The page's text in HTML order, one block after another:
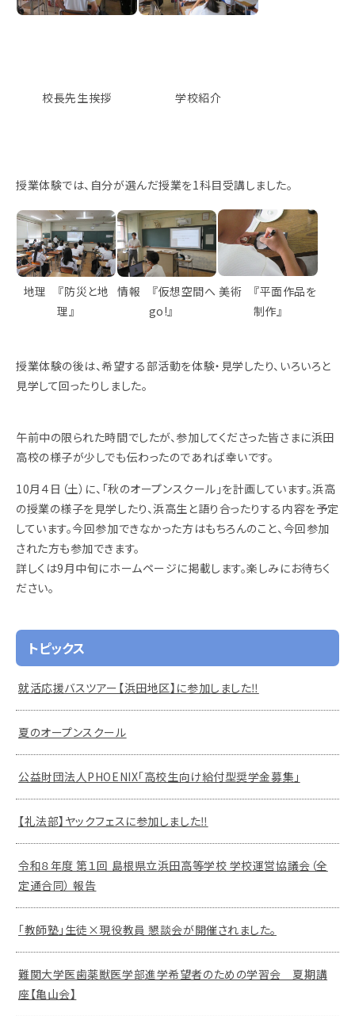
校長先生挨拶 学校紹介
授業体験では、自分が選んだ授業を1科目受講しました。
地理 『防災と地
理』
情報 『仮想空間へ
go!』
美術 『平面作品を
制作』
授業体験の後は、希望する部活動を体験・見学したり、いろいろと
見学して回ったりしました。
午前中の限られた時間でしたが、参加してくださった皆さまに浜田
高校の様子が少しでも伝わったのであれば幸いです。
10月４日（土）に、「秋のオープンスクール」を計画しています。浜高
の授業の様子を見学したり、浜高生と語り合ったりする内容を予定
しています。今回参加できなかった方はもちろんのこと、今回参加
された方も参加できます。
詳しくは9月中旬にホームページに掲載します。楽しみにお待ちく
ださい。
トピックス
就活応援バスツアー【浜田地区】に参加しました‼
夏のオープンスクール
公益財団法人PHOENIX「高校生向け給付型奨学金募集」
【礼法部】ヤックフェスに参加しました‼
令和８年度 第１回 島根県立浜田高等学校 学校運営協議会（全
定通合同） 報告
「教師塾」生徒×現役教員 懇談会が開催されました。
難関大学医歯薬獣医学部進学希望者のための学習会 夏期講
座【亀山会】